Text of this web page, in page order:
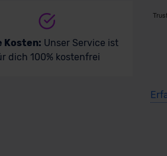
Kosten: Unser Service ist
dich 100% kostenfrei